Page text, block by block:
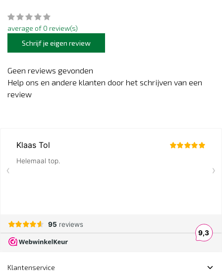
average of 0 review(s)
Schrijf je eigen review
Geen reviews gevonden
Help ons en andere klanten door het schrijven van een
review
Klantenservice